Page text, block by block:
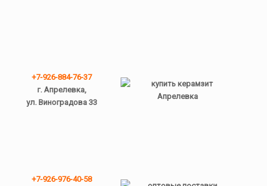
+7-926-884-76-37
г. Апрелевка,
ул. Виноградова 33
+7-926-976-40-58